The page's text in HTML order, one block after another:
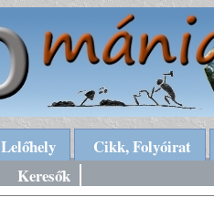
Lelőhely
Cikk, Folyóirat
Keresők